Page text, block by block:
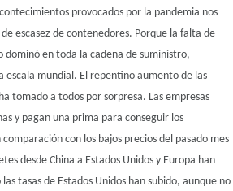
provocados por la pandemia nos
escasez de contenedores. Porque la falta de
en toda la cadena de suministro,
escala mundial. El repentino aumento de las
tomado a todos por sorpresa. Las empresas
y pagan una prima para conseguir los
con los bajos precios del pasado mes
desde China a Estados Unidos y Europa han
tasas de Estados Unidos han subido, aunque no